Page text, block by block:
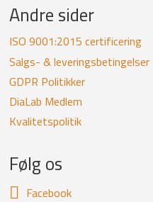
Andre sider
ISO 9001:2015 certificering
Salgs- & leveringsbetingelser
GDPR Politikker
DiaLab Medlem
Kvalitetspolitik
Følg os
Facebook